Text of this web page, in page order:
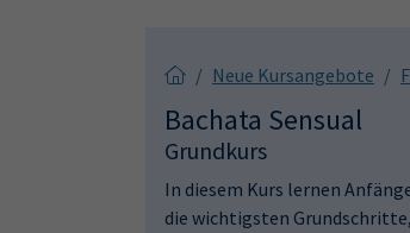
Neue Kursangebote
Bachata Sensual
Grundkurs
In diesem Kurs lernen
die wichtigsten